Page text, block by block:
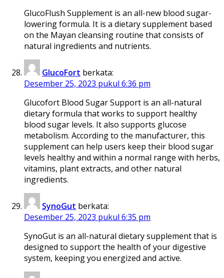
GlucoFlush Supplement is an all-new blood sugar-
lowering formula. It is a dietary supplement based
on the Mayan cleansing routine that consists of
natural ingredients and nutrients.
GlucoFort berkata:
Desember 25, 2023 pukul 6:36 pm
Glucofort Blood Sugar Support is an all-natural
dietary formula that works to support healthy
blood sugar levels. It also supports glucose
metabolism. According to the manufacturer, this
supplement can help users keep their blood sugar
levels healthy and within a normal range with herbs,
vitamins, plant extracts, and other natural
ingredients.
SynoGut berkata:
Desember 25, 2023 pukul 6:35 pm
SynoGut is an all-natural dietary supplement that is
designed to support the health of your digestive
system, keeping you energized and active.